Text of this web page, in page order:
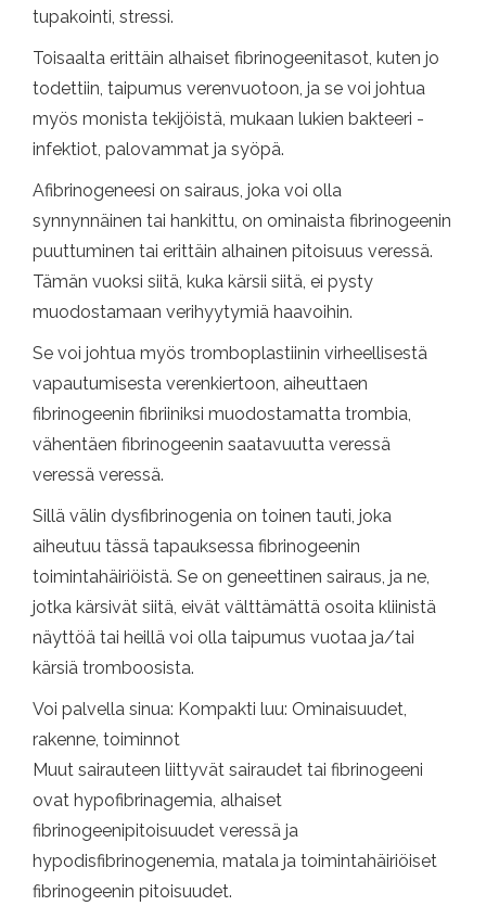
tupakointi, stressi.
Toisaalta erittäin alhaiset fibrinogeenitasot, kuten jo
todettiin, taipumus verenvuotoon, ja se voi johtua
myös monista tekijöistä, mukaan lukien bakteeri -
infektiot, palovammat ja syöpä.
Afibrinogeneesi on sairaus, joka voi olla
synnynnäinen tai hankittu, on ominaista fibrinogeenin
puuttuminen tai erittäin alhainen pitoisuus veressä.
Tämän vuoksi siitä, kuka kärsii siitä, ei pysty
muodostamaan verihyytymiä haavoihin.
Se voi johtua myös tromboplastiinin virheellisestä
vapautumisesta verenkiertoon, aiheuttaen
fibrinogeenin fibriiniksi muodostamatta trombia,
vähentäen fibrinogeenin saatavuutta veressä
veressä veressä.
Sillä välin dysfibrinogenia on toinen tauti, joka
aiheutuu tässä tapauksessa fibrinogeenin
toimintahäiriöistä. Se on geneettinen sairaus, ja ne,
jotka kärsivät siitä, eivät välttämättä osoita kliinistä
näyttöä tai heillä voi olla taipumus vuotaa ja/tai
kärsiä tromboosista.
Voi palvella sinua: Kompakti luu: Ominaisuudet,
rakenne, toiminnot
Muut sairauteen liittyvät sairaudet tai fibrinogeeni
ovat hypofibrinagemia, alhaiset
fibrinogeenipitoisuudet veressä ja
hypodisfibrinogenemia, matala ja toimintahäiriöiset
fibrinogeenin pitoisuudet.